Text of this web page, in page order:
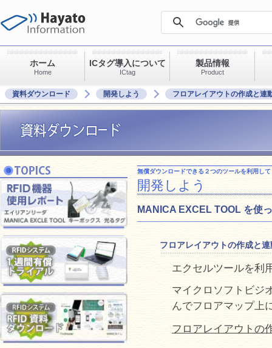
ホーム
Home
ICタグ導入について
ICtag
製品情報
Product
資料ダウンロード 開発しよう フロアレイアウトの作成と連
無償ダウンロードできる２つのツールを利用し
開発しよう
MANICA EXCEL TOOL を使
フロアレイアウトの作成と
エクセルツールを利
マイクロソフトビジ
んでフロアマップ上
フロアレイアウトの